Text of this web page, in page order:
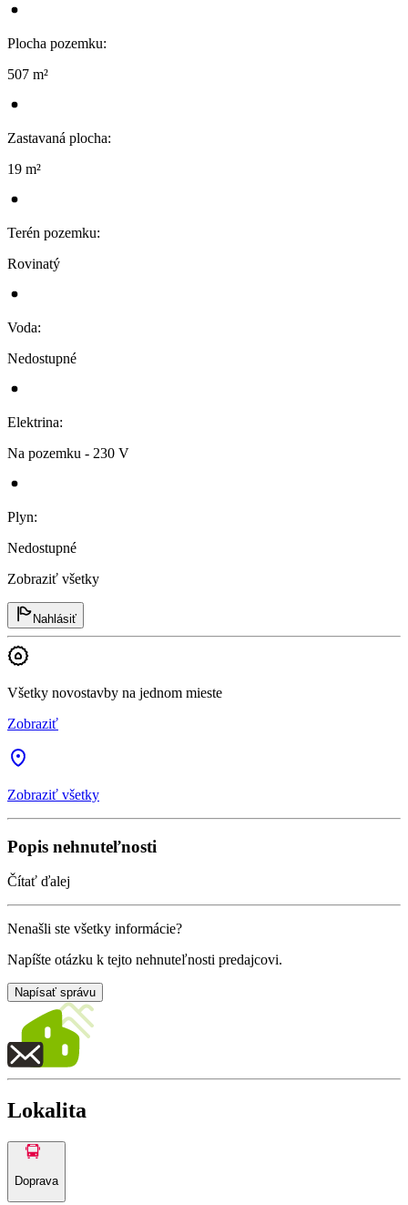
Plocha pozemku:
507 m²
Zastavaná plocha:
19 m²
Terén pozemku:
Rovinatý
Voda:
Nedostupné
Elektrina:
Na pozemku - 230 V
Plyn:
Nedostupné
Zobraziť všetky
Nahlásiť
Všetky novostavby na jednom mieste
Zobraziť
Zobraziť všetky
Popis nehnuteľnosti
Čítať ďalej
Nenašli ste všetky informácie?
Napíšte otázku k tejto nehnuteľnosti predajcovi.
Napísať správu
Lokalita
Doprava